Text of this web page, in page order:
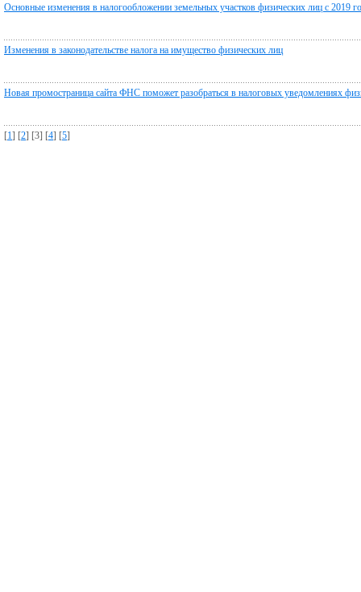
Основные изменения в налогообложении земельных участков физических лиц с 2019
Изменения в законодательстве налога на имущество физических лиц
Новая промостраница сайта ФНС поможет разобраться в налоговых уведомлениях
[1] [2] [3] [4] [5]